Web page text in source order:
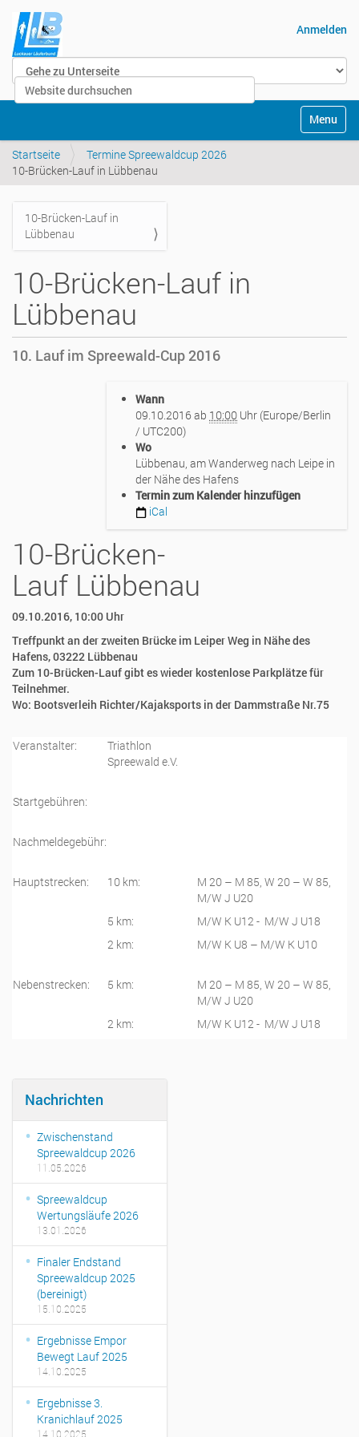
Website durchsuchen
Anmelden
Startseite
Termine Spreewaldcup 2026
10-Brücken-Lauf in Lübbenau
Navigation
10-Brücken-Lauf in
Lübbenau
10-Brücken-Lauf in
Lübbenau
10. Lauf im Spreewald-Cup 2016
laeuferbund.de/events/10-
Lübbenau
2016-
09T10:00:00+02:00
2016-
09T23:59:59+02:00
10.
Lauf
im
Spreewald-
2016
Wann
09.10.2016ab 10:00 Uhr (Europe/Berlin
/ UTC200)
Wo
Lübbenau, am Wanderweg nach Leipe in
der Nähe des Hafens
Termin zum Kalender hinzufügen
iCal
10-Brücken-
Lauf Lübbenau
09.10.2016, 10:00 Uhr
Treffpunkt an der zweiten Brücke im Leiper Weg in Nähe des
Hafens, 03222 Lübbenau
Zum 10-Brücken-Lauf gibt es wieder kostenlose Parkplätze für
Teilnehmer.
Wo: Bootsverleih Richter/Kajaksports in der Dammstraße Nr.75
Veranstalter:
Triathlon
Spreewald e.V.
Startgebühren:
Nachmeldegebühr:
Hauptstrecken: 10 km:
M 20 – M 85, W 20 – W 85,
M/W J U20
5 km:
M/W K U12 - M/W J U18
2 km:
M/W K U8 – M/W K U10
Nebenstrecken: 5 km:
M 20 – M 85, W 20 – W 85,
M/W J U20
2 km:
M/W K U12 - M/W J U18
Nachrichten
Zwischenstand
Spreewaldcup 2026
11.05.2026
Spreewaldcup
Wertungsläufe 2026
13.01.2026
Finaler Endstand
Spreewaldcup 2025
(bereinigt)
15.10.2025
Ergebnisse Empor
Bewegt Lauf 2025
14.10.2025
Ergebnisse 3.
Kranichlauf 2025
14.10.2025